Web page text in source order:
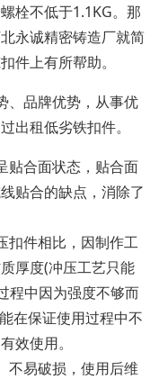
栓不低于1.1KG。那
永诚精密铸造厂就简
件上有所帮助。
、品牌优势，从事优
出租低劣铁扣件。
贴合面状态，贴合面
贴合的缺点，消除了
扣件相比，因制作工
厚度(冲压工艺只能
程中因为强度不够而
在保证使用过程中不
效使用。
不易破损，使用后维